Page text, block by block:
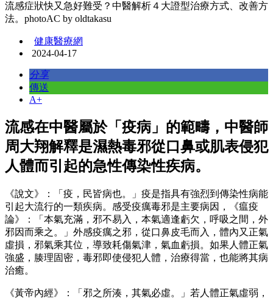
流感症狀快又急好難受？中醫解析４大證型治療方式、改善方
法。photoAC by oldtakasu
健康醫療網
2024-04-17
分享
傳送
A+
流感在中醫屬於「疫病」的範疇，中醫師
周大翔解釋是濕熱毒邪從口鼻或肌表侵犯
人體而引起的急性傳染性疾病。
《說文》：「疫，民皆病也。」疫是指具有強烈到傳染性病能
引起大流行的一類疾病。感受疫癘毒邪是主要病因，《瘟疫
論》：「本氣充滿，邪不易入，本氣適逢虧欠，呼吸之間，外
邪因而乘之。」外感疫癘之邪，從口鼻皮毛而入，體內又正氣
虛損，邪氣乘其位，導致耗傷氣津，氣血虧損。如果人體正氣
強盛，腠理固密，毒邪即使侵犯人體，治療得當，也能將其病
治癒。
《黃帝內經》：「邪之所湊，其氣必虛。」若人體正氣虛弱，